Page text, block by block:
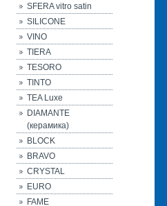
SFERA vitro satin
SILICONE
VINO
TIERA
TESORO
TINTO
TEA Luxe
DIAMANTE
(керамика)
BLOCK
BRAVO
CRYSTAL
EURO
FAME